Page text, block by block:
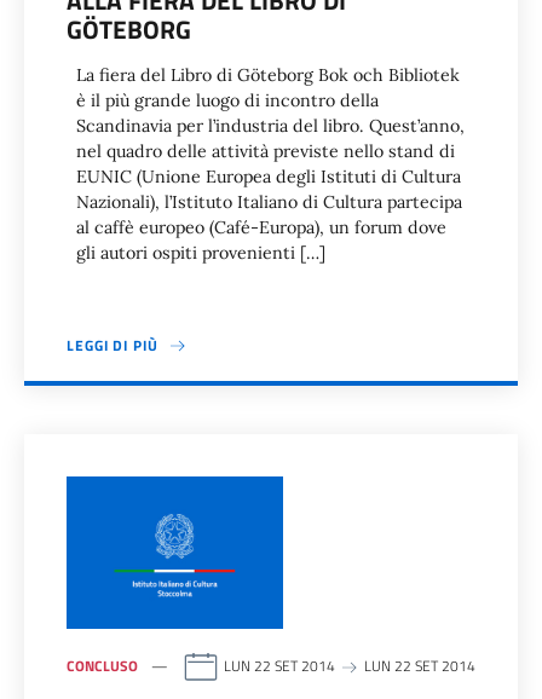
GÖTEBORG
La fiera del Libro di Göteborg Bok och Bibliotek
è il più grande luogo di incontro della
Scandinavia per l’industria del libro. Quest’anno,
nel quadro delle attività previste nello stand di
EUNIC (Unione Europea degli Istituti di Cultura
Nazionali), l’Istituto Italiano di Cultura partecipa
al caffè europeo (Café-Europa), un forum dove
gli autori ospiti provenienti […]
LEGGI DI PIÙ
CONCLUSO LUN 22 SET 2014 LUN 22 SET 2014